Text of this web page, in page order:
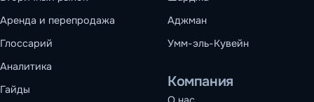
Аренда и перепродажа
Глоссарий
Аналитика
Гайды
Аджман
Умм-эль-Кувейн
Компания